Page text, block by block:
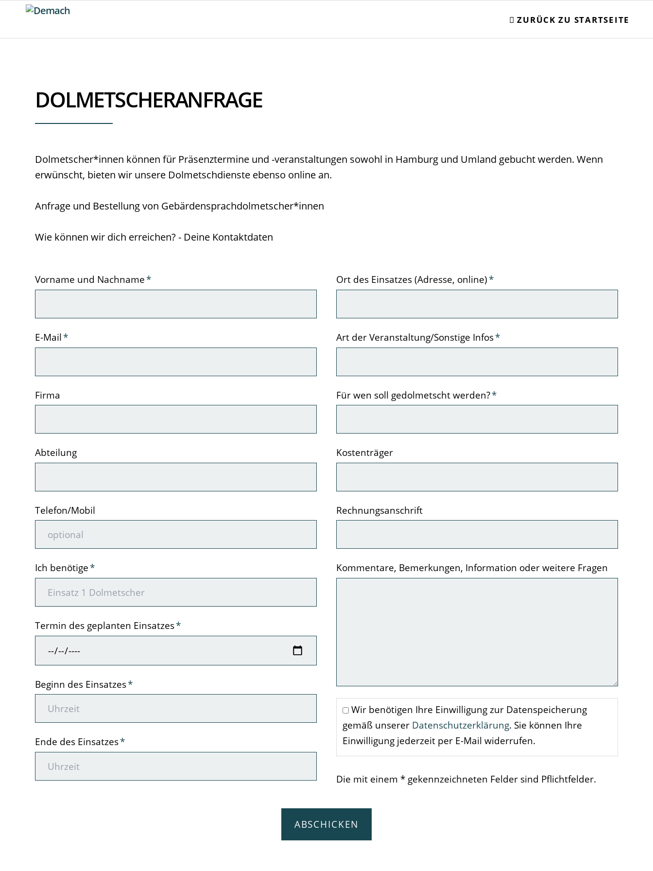
ZURÜCK ZU STARTSEITE
DOLMETSCHER­ANFRAGE
Dolmetscher*innen können für Präsenztermine und -veranstaltungen sowohl in Hamburg und Umland gebucht werden. Wenn
erwünscht, bieten wir unsere Dolmetschdienste ebenso online an.
Anfrage und Bestellung von Gebärdensprachdolmetscher*innen
Wie können wir dich erreichen? - Deine Kontaktdaten
Pflichtfeld
Vorname und Nachname *
Pflichtfeld
E-Mail *
Firma
Abteilung
Telefon/Mobil
Pflichtfeld
Ich benötige *
Pflichtfeld
Termin des geplanten Einsatzes*
Pflichtfeld
Beginn des Einsatzes*
Pflichtfeld
Ende des Einsatzes*
Pflichtfeld
Ort des Einsatzes (Adresse, online) *
Pflichtfeld
Art der Veranstaltung/Sonstige Infos*
Pflichtfeld
Für wen soll gedolmetscht werden?*
Kostenträger
Rechnungsanschrift
Kommentare, Bemerkungen, Information oder weitere Fragen
Wir benötigen Ihre Einwilligung zur Datenspeicherung
gemäß unserer Datenschutzerklärung. Sie können Ihre
Einwilligung jederzeit per E-Mail widerrufen.
Die mit einem * gekennzeichneten Felder sind Pflichtfelder.
ABSCHICKEN